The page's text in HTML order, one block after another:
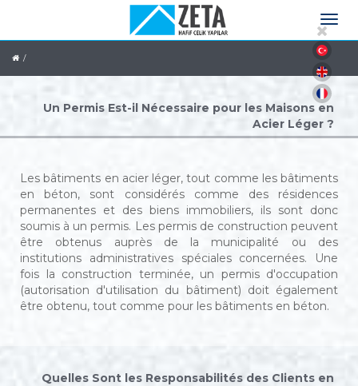
Un Permis Est-il Nécessaire pour les Maisons en
Acier Léger ?
Les bâtiments en acier léger, tout comme les bâtiments
en béton, sont considérés comme des résidences
permanentes et des biens immobiliers, ils sont donc
soumis à un permis. Les permis de construction peuvent
être obtenus auprès de la municipalité ou des
institutions administratives spéciales concernées. Une
fois la construction terminée, un permis d'occupation
(autorisation d'utilisation du bâtiment) doit également
être obtenu, tout comme pour les bâtiments en béton.
Quelles Sont les Responsabilités des Clients en